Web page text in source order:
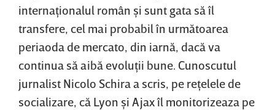
internaţionalul român şi sunt gata să îl
transfere, cel mai probabil în următoarea
periaoda de mercato, din iarnă, dacă va
continua să aibă evoluţii bune. Cunoscutul
jurnalist Nicolo Schira a scris, pe reţelele de
socializare, că Lyon şi Ajax îl monitorizeaza pe